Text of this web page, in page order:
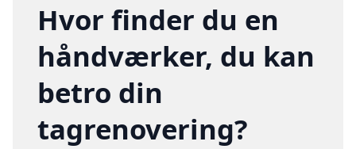
Hvor finder du en
håndværker, du kan
betro din
tagrenovering?